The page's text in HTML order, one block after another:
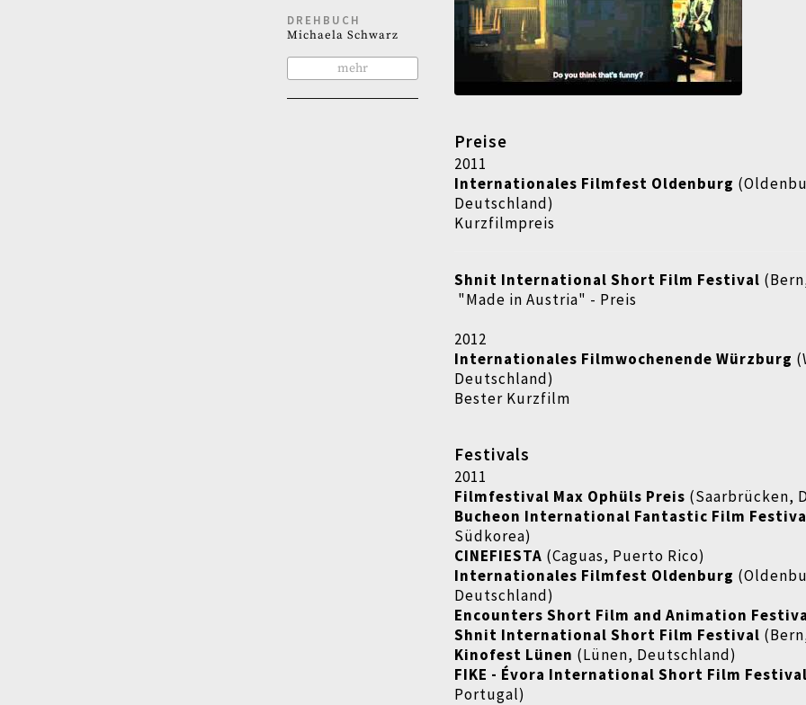
DREHBUCH
Michaela Schwarz
mehr
Preise
2011
Internationales Filmfest Oldenburg
Deutschland)
Kurzfilmpreis
Shnit International Short Film Festival
"Made in Austria" - Preis
2012
Internationales Filmwochenende Würzburg
Deutschland)
Bester Kurzfilm
Festivals
2011
Filmfestival Max Ophüls Preis (Saarbrücken,
Bucheon International Fantastic Film
Südkorea)
CINEFIESTA (Caguas, Puerto Rico)
Internationales Filmfest Oldenburg
Deutschland)
Encounters Short Film and Animation
Shnit International Short Film Festival
Kinofest Lünen (Lünen, Deutschland)
FIKE - Évora International Short Film
Portugal)